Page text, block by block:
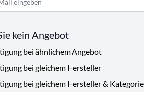
kein Angebot
bei ähnlichem Angebot
bei gleichem Hersteller
bei gleichem Hersteller & Kategorie